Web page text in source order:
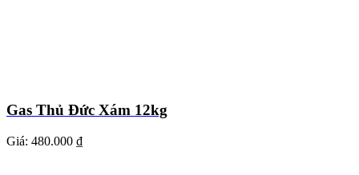
Gas Thủ Đức Xám 12kg
Giá: 480.000 ₫